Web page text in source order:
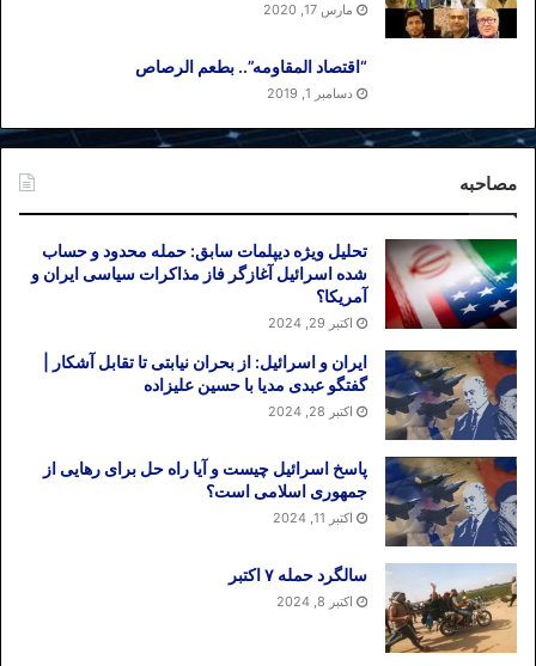
مارس 17, 2020
“اقتصاد المقاومه”.. بطعم الرصاص
دسامبر 1, 2019
مصاحبه
تحلیل ویژه دیپلمات سابق: حمله محدود و حساب
شده اسرائیل آغازگر فاز مذاکرات سیاسی ایران و
آمریکا؟
اکتبر 29, 2024
ایران و اسرائیل: از بحران نیابتی تا تقابل آشکار |
گفتگو عبدی مدیا با حسین علیزاده
اکتبر 28, 2024
پاسخ اسرائیل چیست و آیا راه حل برای رهایی از
جمهوری اسلامی است؟
اکتبر 11, 2024
سالگرد حمله ۷ اکتبر
اکتبر 8, 2024